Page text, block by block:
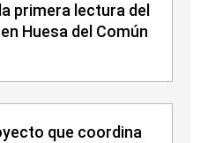
primera lectura del
Huesa del Común
que coordina